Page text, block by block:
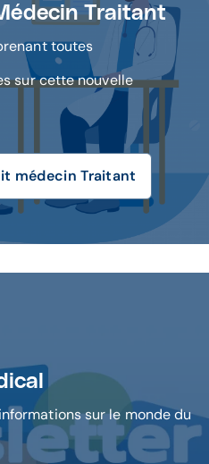
Traitant
toutes
sur cette nouvelle
médecin Traitant
sur le monde du